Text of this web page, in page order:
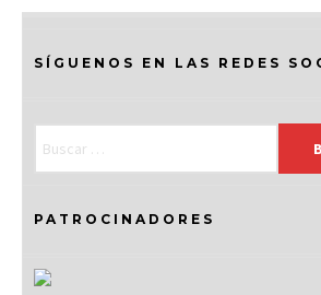
SÍGUENOS EN LAS REDES
PATROCINADORES